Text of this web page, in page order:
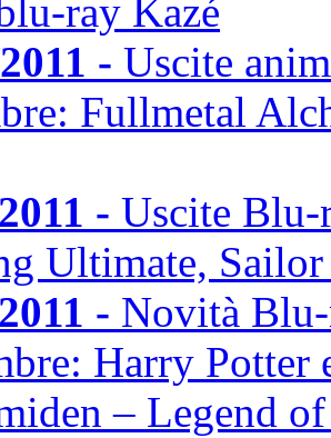
ray Kazé
- Uscite
Fullmetal
- Uscite Blu-
Ultimate,
- Novità
Harry
– Legend